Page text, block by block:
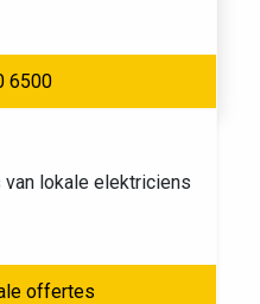
6500
lokale elektriciens
offertes